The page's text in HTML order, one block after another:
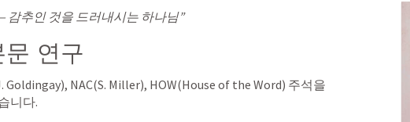
감추인 것을 드러내시는 하나님”
문 연구
Goldingay), NAC(S. Miller), HOW(House of the Word) 주석을
니다.